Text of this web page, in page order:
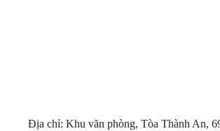
Địa chỉ: Khu văn phòng, Tòa Thành An,